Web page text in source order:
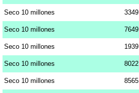
Seco 10 millones 3349
Seco 10 millones 7649
Seco 10 millones 1939
Seco 10 millones 8022
Seco 10 millones 8565